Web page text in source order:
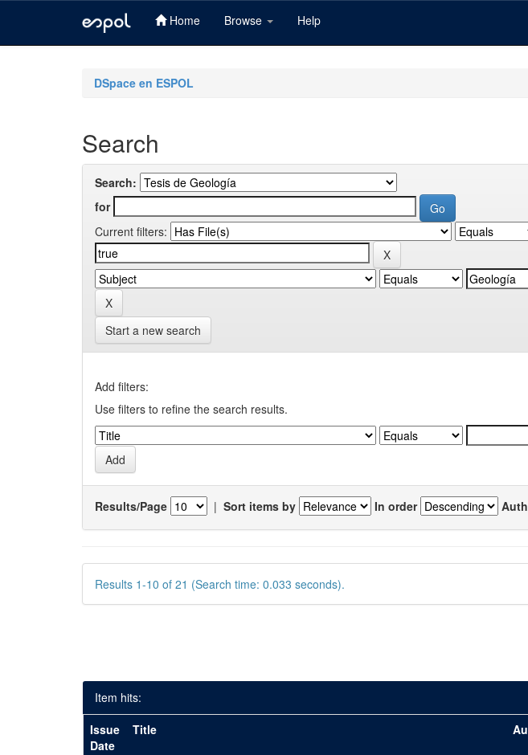
Home Browse Help
DSpace en ESPOL
Search
Search:
for
Current filters:
Start a new search
Add filters:
Use filters to refine the search results.
Results/Page | Sort items by In order
Results 1-10 of 21 (Search time: 0.033 seconds).
Item hits:
Issue
Date
Title